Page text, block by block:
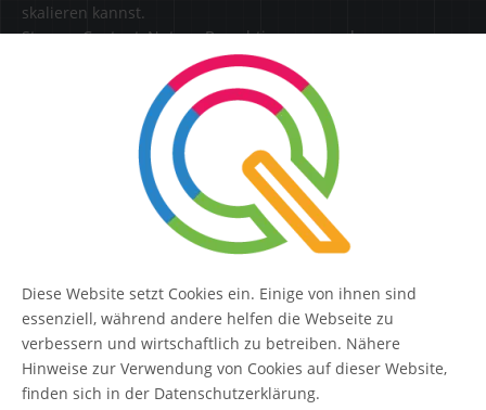
skalieren kannst.
Steuere Content, Nutzer, Berechtigungen und
Erweiterungen zentral in einer Lösung.
QUIQQER
Diese Website setzt Cookies ein. Einige von ihnen sind
essenziell, während andere helfen die Webseite zu
verbessern und wirtschaftlich zu betreiben. Nähere
Hinweise zur Verwendung von Cookies auf dieser Website,
finden sich in der Datenschutzerklärung.